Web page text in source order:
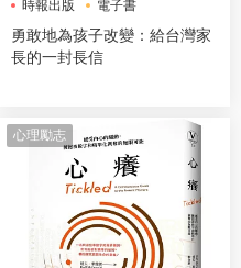
時報出版 電子書
勇敢地為孩子改變：給台灣家
長的一封長信
心理勵志